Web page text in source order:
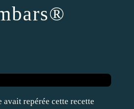
repérée cette recette